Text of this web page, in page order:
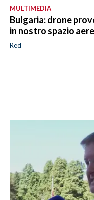
MULTIMEDIA
Bulgaria: drone
in nostro spazio
Red